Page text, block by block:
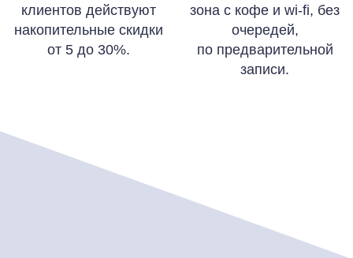
клиентов действуют
накопительные скидки
от 5 до 30%.
зона с кофе и wi-fi, без
очередей,
по предварительной
записи.